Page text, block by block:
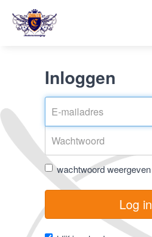
Inloggen
wachtwoord weergeven
Log in